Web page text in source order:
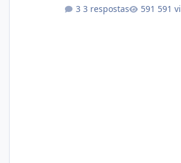
com cerca de 80% concluído
3 respostas 591